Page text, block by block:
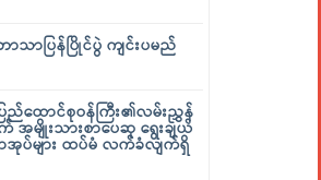
သာပြန်ပြိုင်ပွဲ ကျင်းပမည်
ပြည်ထောင်စုဝန်ကြီး၏လမ်းညွှန်
မျိုးသားစာပေဆု ရွေးချယ်
အုပ်များ ထပ်မံ လက်ခံလျက်ရှိ